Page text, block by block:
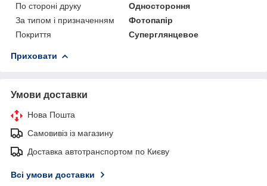
По стороні друку
Одностороння
За типом і призначенням
Фотопапір
Покриття
Суперглянцевое
Приховати
Умови доставки
Нова Пошта
Самовивіз із магазину
Доставка автотранспортом по Києву
Всі умови доставки